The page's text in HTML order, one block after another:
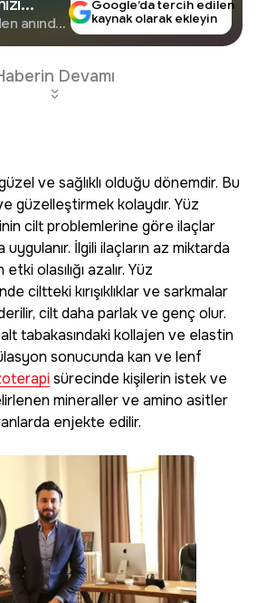
Takip
anında
Google’da tercih edilen
kaynak olarak ekleyin
Devamı
ve sağlıklı olduğu dönemdir. Bu
güzelleştirmek kolaydır. Yüz
cilt problemlerine göre ilaçlar
İlgili ilaçların az miktarda
olasılığı azalır. Yüz
ciltteki kırışıklıklar ve sarkmalar
cilt daha parlak ve genç olur.
tabakasındaki kollajen ve elastin
sonucunda kan ve lenf
sürecinde kişilerin istek ve
mineraller ve amino asitler
enjekte edilir.